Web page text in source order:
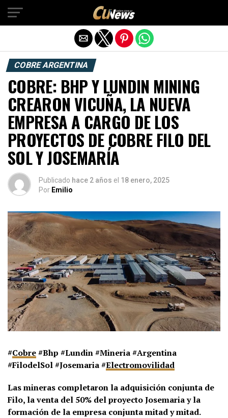
COBRE ARGENTINA
COBRE: BHP Y LUNDIN MINING
CREARON VICUÑA, LA NUEVA
EMPRESA A CARGO DE LOS
PROYECTOS DE COBRE FILO DEL
SOL Y JOSEMARÍA
Publicado hace 2 años el 18 enero, 2025
Por Emilio
#Cobre#Bhp #Lundin #Mineria #Argentina
#FilodelSol #Josemaria #Electromovilidad
Las mineras completaron la adquisición conjunta de
Filo, la venta del 50% del proyecto Josemaria y la
formación de la empresa conjunta mitad y mitad.
Exit mobile version